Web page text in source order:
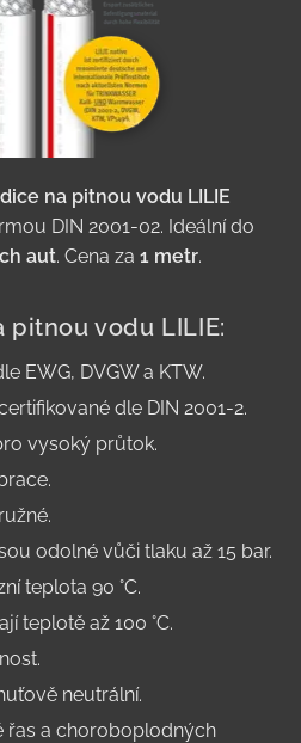
na pitnou vodu LILIE
DIN 2001-02. Ideální do
aut. Cena za 1 metr.
vodu LILIE:
EWG, DVGW a KTW.
dle DIN 2001-2.
vysoký průtok.
odolné vůči tlaku až 15 bar.
teplota 90 °C.
teplotě až 100 °C.
neutrální.
řas a choroboplodných